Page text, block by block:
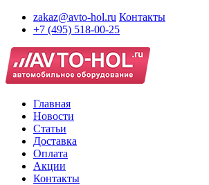
zakaz@avto-hol.ru Контакты
+7 (495) 518-00-25
Главная
Новости
Статьи
Доставка
Оплата
Акции
Контакты